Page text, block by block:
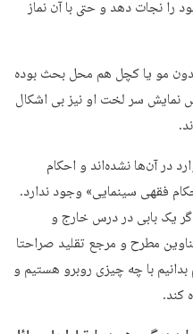
را نجات دهد و حتی با آن نماز
مو یا کچل هم محل بحث بوده
نمایش سر لخت او نیز بی اشکال
در آن‌ها نشده‌اند و احکام
فقهی سینمایی» وجود ندارد.
یک بابی در درس خارج و
مطرح و مرجع تقلید صراحتا
بدانیم با چه چیزی روبرو هستیم و
کند.